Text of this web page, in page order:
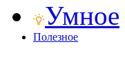
Умное
Полезное